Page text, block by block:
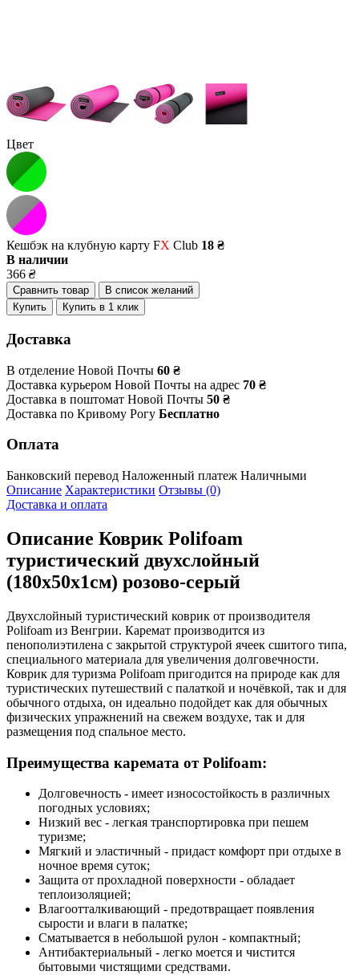
Цвет
Кешбэк на клубную карту FX Club 18 ₴
В наличии
366 ₴
Сравнить товар
В список желаний
Купить
Купить в 1 клик
Доставка
В отделение Новой Почты 60 ₴
Доставка курьером Новой Почты на адрес 70 ₴
Доставка в поштомат Новой Почты 50 ₴
Доставка по Кривому Рогу Бесплатно
Оплата
Банковский перевод Наложенный платеж Наличными
Описание Характеристики Отзывы (0)
Доставка и оплата
Описание Коврик Polifoam
туристический двухслойный
(180x50x1см) розово-серый
Двухслойный туристический коврик от производителя
Polifoam из Венгрии. Каремат производится из
пенополиэтилена с закрытой структурой ячеек сшитого типа,
специального материала для увеличения долговечности.
Коврик для туризма Polifoam пригодится на природе как для
туристических путешествий с палаткой и ночёвкой, так и для
обычного отдыха, он идеально подойдет как для обычных
физических упражнений на свежем воздухе, так и для
размещения под спальное место.
Преимущества каремата от Polifoam:
Долговечность - имеет износостойкость в различных
погодных условиях;
Низкий вес - легкая транспортировка при пешем
туризме;
Мягкий и эластичный - придаст комфорт при отдыхе в
ночное время суток;
Защита от прохладной поверхности - обладает
теплоизоляцией;
Влагоотталкивающий - предотвращает появления
сырости и влаги в палатке;
Сматывается в небольшой рулон - компактный;
Антибактериальный - легко моется и чистится
бытовыми чистящими средствами.